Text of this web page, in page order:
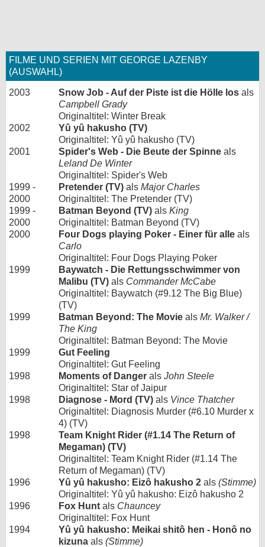
FILME UND SERIEN MIT GEORGE LAZENBY
(AUSWAHL)
2003 Snow Job - Auf der Piste ist die Hölle los als
Campbell Grady
Originaltitel: Winter Break
2002
Yû yû hakusho (TV)
Originaltitel: Yû yû hakusho (TV)
2001
Spider's Web - Die Beute der Spinne als
Leland De Winter
Originaltitel: Spider's Web
1999 -
2000
Pretender (TV) als Major Charles
Originaltitel: The Pretender (TV)
1999 -
2000
Batman Beyond (TV) als King
Originaltitel: Batman Beyond (TV)
2000
Four Dogs playing Poker - Einer für alle als
Carlo
Originaltitel: Four Dogs Playing Poker
1999
Baywatch - Die Rettungsschwimmer von
Malibu (TV) als Commander McCabe
Originaltitel: Baywatch (#9.12 The Big Blue)
(TV)
1999
Batman Beyond: The Movie als Mr. Walker /
The King
Originaltitel: Batman Beyond: The Movie
1999
Gut Feeling
Originaltitel: Gut Feeling
1998
Moments of Danger als John Steele
Originaltitel: Star of Jaipur
1998
Diagnose - Mord (TV) als Vince Thatcher
Originaltitel: Diagnosis Murder (#6.10 Murder x
4) (TV)
1998
Team Knight Rider (#1.14 The Return of
Megaman) (TV)
Originaltitel: Team Knight Rider (#1.14 The
Return of Megaman) (TV)
1996
Yû yû hakusho: Eizô hakusho 2 als (Stimme)
Originaltitel: Yû yû hakusho: Eizô hakusho 2
1996
Fox Hunt als Chauncey
Originaltitel: Fox Hunt
1994
Yû yû hakusho: Meikai shitô hen - Honô no
kizuna als (Stimme)